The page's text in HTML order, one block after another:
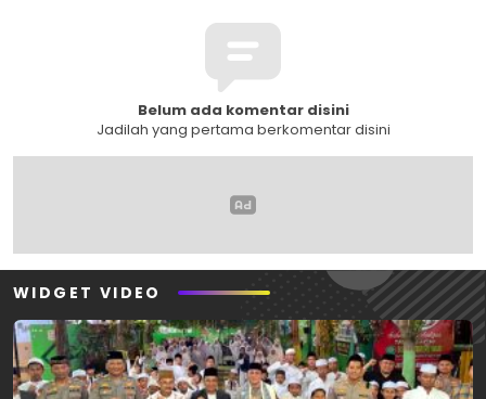
Belum ada komentar disini
Jadilah yang pertama berkomentar disini
WIDGET VIDEO